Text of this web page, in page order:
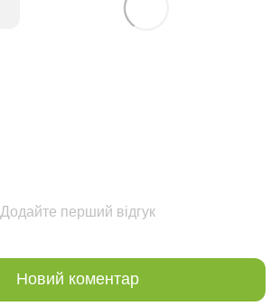
Додайте перший відгук
Новий коментар